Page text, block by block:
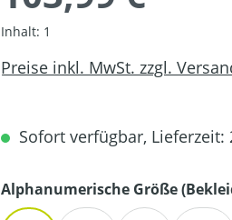
Inhalt: 1
Preise inkl. MwSt. zzgl.
Sofort verfügbar, Lieferzeit:
Alphanumerische Größe